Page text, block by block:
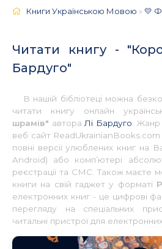
Книги Українською Мовою »💛
Читати книгу -
Бардуго"
В нашій бібліотеці можна
читати книгу онлайн
шрамів" автора Лі Бардуго .
веб сайт ReadUkrainianBooks.com
повні версії улюблених книг на
Android) або комп’ютері
реєстрації та СМС. Також маєте
книги на свій гаджет у форматі
електронних книг - це цифрові
перегляду на спеціальних
читальні пристрої для